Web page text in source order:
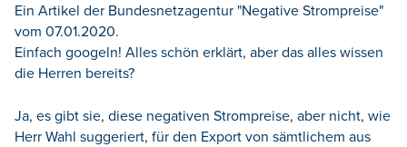
Ein Artikel der Bundesnetzagentur "Negative Strompreise"
vom 07.01.2020.
Einfach googeln! Alles schön erklärt, aber das alles wissen
die Herren bereits?
Ja, es gibt sie, diese negativen Strompreise, aber nicht, wie
Herr Wahl suggeriert, für den Export von sämtlichem aus